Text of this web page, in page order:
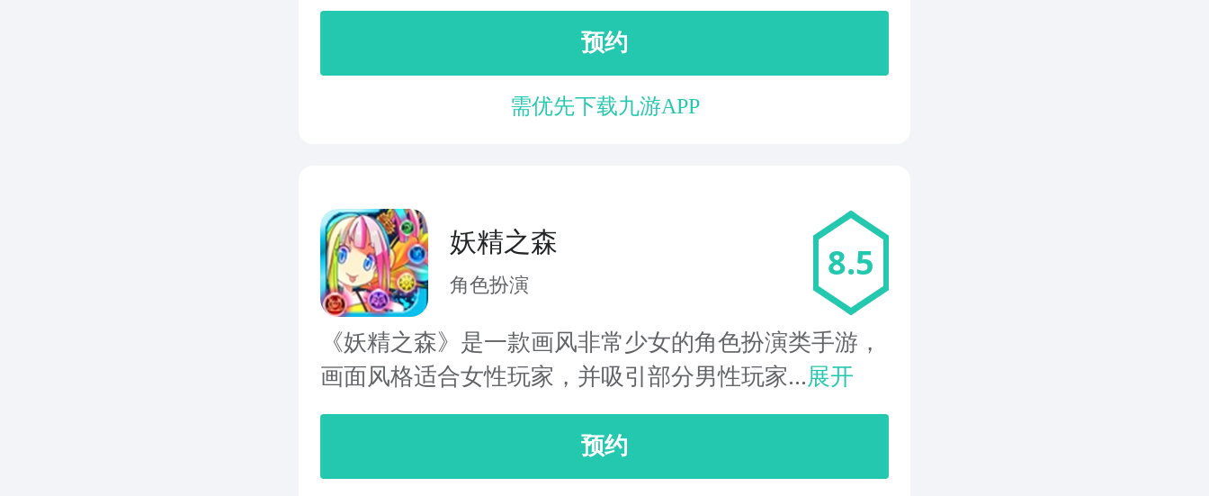
预约
需优先下载九游APP
妖精之森
角色扮演
8.5
《妖精之森》是一款画风非常少女的角色扮演类手游，
画面风格适合女性玩家，并吸引部分男性玩家...展开
预约